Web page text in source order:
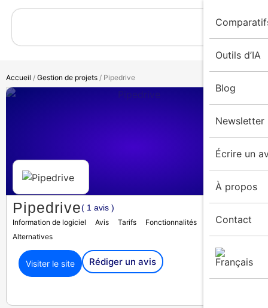
Outils d’IA
Blog
Newsletter
Écrire un
À propos
Contact
Accueil / Gestion de projets / Pipedrive
Pipedrive( 1 avis )
Information de logiciel Avis Tarifs Fonctionnalités
Médias
Alternatives
Visiter le site Rédiger un avis